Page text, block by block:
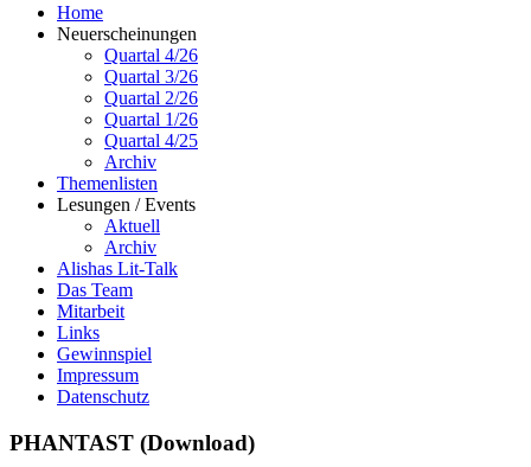
Home
Neuerscheinungen
Quartal 4/26
Quartal 3/26
Quartal 2/26
Quartal 1/26
Quartal 4/25
Archiv
Themenlisten
Lesungen / Events
Aktuell
Archiv
Alishas Lit-Talk
Das Team
Mitarbeit
Links
Gewinnspiel
Impressum
Datenschutz
PHANTAST (Download)